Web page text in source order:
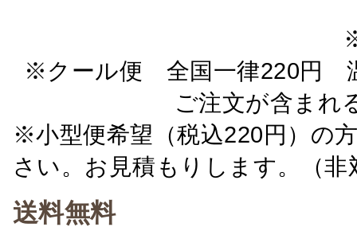
※クール便 全国一律220円
ご注文が含ま
※小型便希望（税込220円）の
さい。お見積もりします。（非
送料無料